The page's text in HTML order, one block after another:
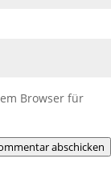
Browser für
abschicken